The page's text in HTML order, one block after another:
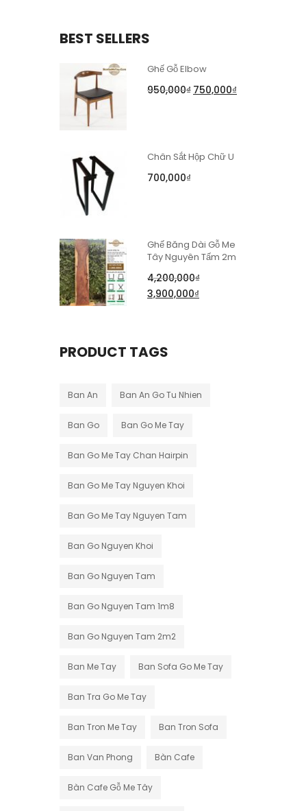
BEST SELLERS
Ghế Gỗ Elbow
950,000₫ 750,000₫
Chân Sắt Hộp Chữ U
700,000₫
Ghế Băng Dài Gỗ Me
Tây Nguyên Tấm 2m
4,200,000₫
3,900,000₫
PRODUCT TAGS
Ban An Ban An Go Tu Nhien
Ban Go Ban Go Me Tay
Ban Go Me Tay Chan Hairpin
Ban Go Me Tay Nguyen Khoi
Ban Go Me Tay Nguyen Tam
Ban Go Nguyen Khoi
Ban Go Nguyen Tam
Ban Go Nguyen Tam 1m8
Ban Go Nguyen Tam 2m2
Ban Me Tay Ban Sofa Go Me Tay
Ban Tra Go Me Tay
Ban Tron Me Tay Ban Tron Sofa
Ban Van Phong Bàn Cafe
Bàn Cafe Gỗ Me Tây